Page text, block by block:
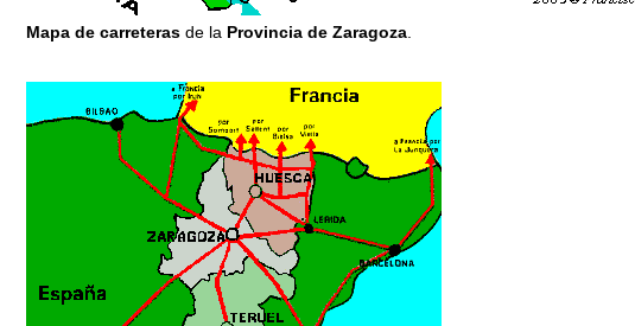
Mapa de carreteras de la Provincia de Zaragoza